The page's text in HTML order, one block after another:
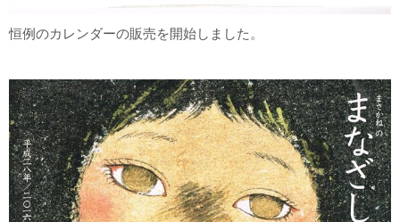
恒例のカレンダーの販売を開始しました。